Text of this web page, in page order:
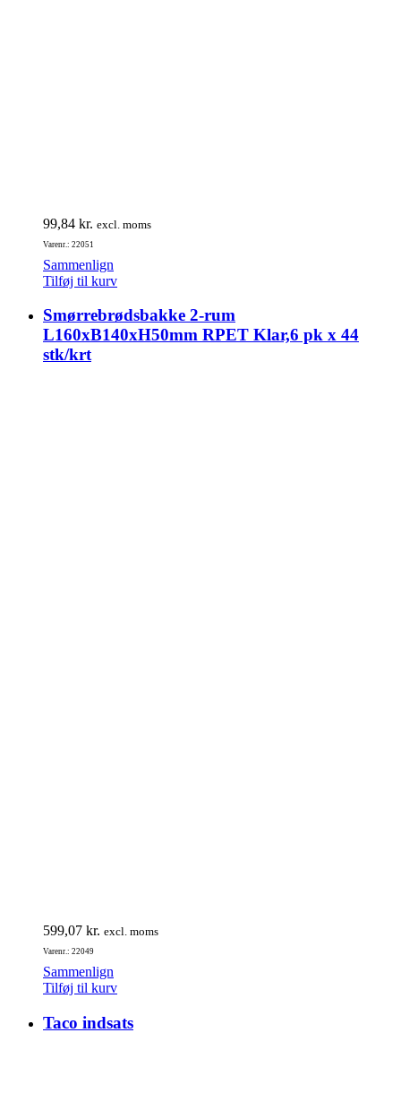
99,84 kr. excl. moms
Varenr.: 22051
Sammenlign
Tilføj til kurv
Smørrebrødsbakke 2-rum
L160xB140xH50mm RPET Klar,6 pk x 44
stk/krt
599,07 kr. excl. moms
Varenr.: 22049
Sammenlign
Tilføj til kurv
Taco indsats